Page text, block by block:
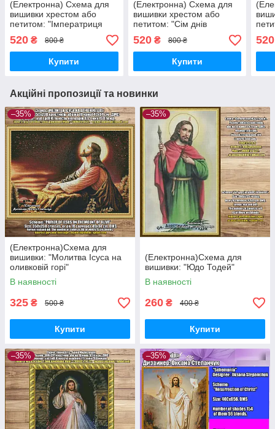
(Електронна) Схема для
вишивки хрестом або
петитом: "Імператриця
Євгенія в оточенні
фрейлін"
520 ₴ 800 ₴
Купити
(Електронна) Схема для
вишивки хрестом або
петитом: "Сім днів
створення світу"
520₴ 800 ₴
Купити
520
Акційні пропозиції та новинки
–35%
(Електронна)Схема для
вишивки: "Молитва Ісуса на
оливковій горі"
В наявності
325 ₴ 500 ₴
Купити
–35%
(Електронна)Схема для
вишивки: "Юдо Тодей"
В наявності
260 ₴ 400 ₴
Купити
–35% –35%